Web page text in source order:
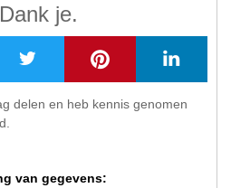
je.
delen en heb kennis genomen
van gegevens: